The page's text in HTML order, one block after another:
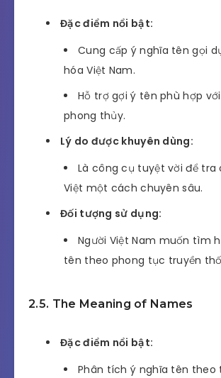
Đặc điểm nổi bật:
Cung cấp ý nghĩa tên gọi
hóa Việt Nam.
Hỗ trợ gợi ý tên phù hợp
phong thủy.
Lý do được khuyên dùng:
Là công cụ tuyệt vời để tra
Việt một cách chuyên sâu.
Đối tượng sử dụng:
Người Việt Nam muốn tìm
tên theo phong tục truyền
2.5. The Meaning of Names
Đặc điểm nổi bật:
Phân tích ý nghĩa tên theo